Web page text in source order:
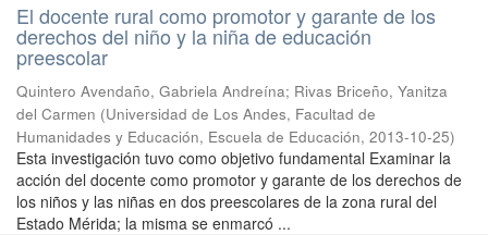
El docente rural como promotor y garante de los
derechos del niño y la niña de educación
preescolar
Quintero Avendaño, Gabriela Andreína; Rivas Briceño, Yanitza
del Carmen (Universidad de Los Andes, Facultad de
Humanidades y Educación, Escuela de Educación, 2013-10-25)
Esta investigación tuvo como objetivo fundamental Examinar la
acción del docente como promotor y garante de los derechos de
los niños y las niñas en dos preescolares de la zona rural del
Estado Mérida; la misma se enmarcó ...